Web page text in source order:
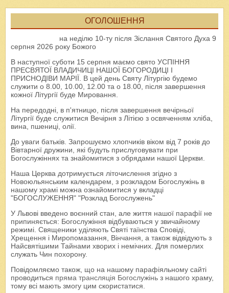
ОГОЛОШЕННЯ
на неділю 10-ту після Зіслання Святого Духа 9
серпня 2026 року Божого
В наступної суботи 15 серпня маємо свято УСПІННЯ
ПРЕСВЯТОЇ ВЛАДИЧИЦІ НАШОЇ БОГОРОДИЦІ І
ПРИСНОДІВИ МАРІЇ. В цей день Святу Літургію будемо
служити о 8.00, 10.00, 12.00 та о 18.00, після завершення
кожної Літургії буде Мировання.
На передодні, в п'ятницю, після завершення вечірньої
Літургії буде служитися Вечірня з Літією з освяченням хліба,
вина, пшениці, олії.
До уваги батьків. Запрошуємо хлопчиків віком від 7 років до
Вівтарної дружини, які будуть прислуговувати при
Богослужіннях та знайомитися з обрядами нашої Церкви.
Наша Церква дотримується літочислення згідно з
Новоюльянським календарем, з розкладом Богослужінь в
нашому храмі можна ознайомитися у вкладці
"БОГОСЛУЖЕННЯ" "Розклад Богослужень"
У Львові введено воєнний стан, але життя нашої парафії не
припиняється: Богослужіння відбуваються у звичайному
режимі. Священики уділяють Святі таїнства Сповіді,
Хрещення і Миропомазання, Вінчання, а також відвідують з
Найсвятішими Тайнами хворих і немічних. Для померлих
служать Чин похорону.
Повідомляємо також, що на нашому парафіяльному сайті
проводиться пряма трансляція Богослужінь з нашого храму,
тому всі мають змогу цим скористатися.